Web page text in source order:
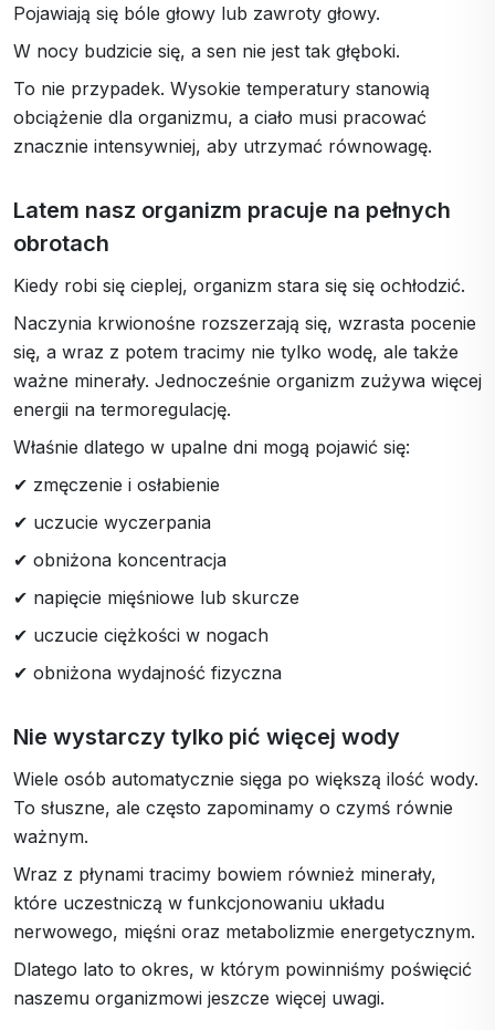
Pojawiają się bóle głowy lub zawroty głowy.
W nocy budzicie się, a sen nie jest tak głęboki.
To nie przypadek. Wysokie temperatury stanowią
obciążenie dla organizmu, a ciało musi pracować
znacznie intensywniej, aby utrzymać równowagę.
Latem nasz organizm pracuje na pełnych
obrotach
Kiedy robi się cieplej, organizm stara się się ochłodzić.
Naczynia krwionośne rozszerzają się, wzrasta pocenie
się, a wraz z potem tracimy nie tylko wodę, ale także
ważne minerały. Jednocześnie organizm zużywa więcej
energii na termoregulację.
Właśnie dlatego w upalne dni mogą pojawić się:
✔ zmęczenie i osłabienie
✔ uczucie wyczerpania
✔ obniżona koncentracja
✔ napięcie mięśniowe lub skurcze
✔ uczucie ciężkości w nogach
✔ obniżona wydajność fizyczna
Nie wystarczy tylko pić więcej wody
Wiele osób automatycznie sięga po większą ilość wody.
To słuszne, ale często zapominamy o czymś równie
ważnym.
Wraz z płynami tracimy bowiem również minerały,
które uczestniczą w funkcjonowaniu układu
nerwowego, mięśni oraz metabolizmie energetycznym.
Dlatego lato to okres, w którym powinniśmy poświęcić
naszemu organizmowi jeszcze więcej uwagi.